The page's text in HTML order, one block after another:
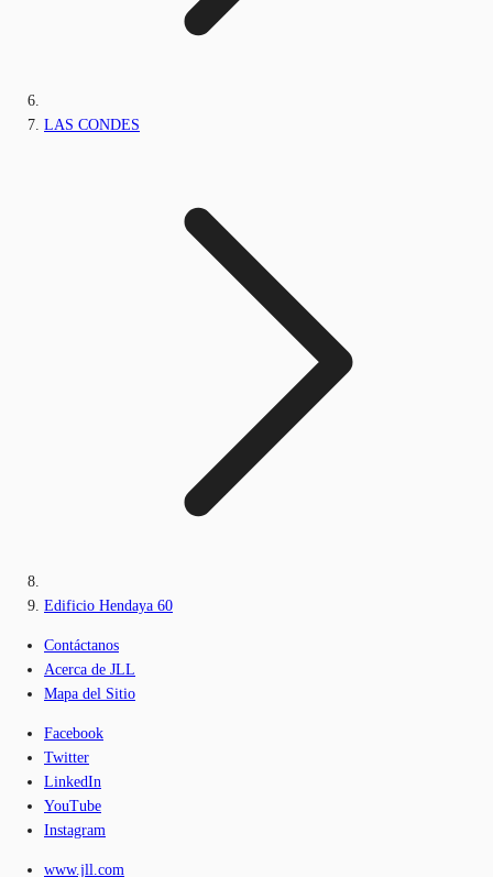
LAS CONDES
Edificio Hendaya 60
Contáctanos
Acerca de JLL
Mapa del Sitio
Facebook
Twitter
LinkedIn
YouTube
Instagram
www.jll.com